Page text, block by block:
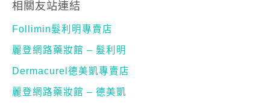
相關友站連結
Follimin髮利明專賣店
麗登網路藥妝館 – 髮利明
Dermacurel德美凱專賣店
麗登網路藥妝館 – 德美凱